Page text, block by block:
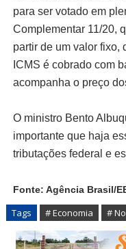
para ser votado em
Complementar 11/20,
partir de um valor fixo,
ICMS é cobrado com
acompanha o preço
O ministro Bento
importante que haja
tributações federal e
Fonte: Agência Brasil/
Tags # Economia #